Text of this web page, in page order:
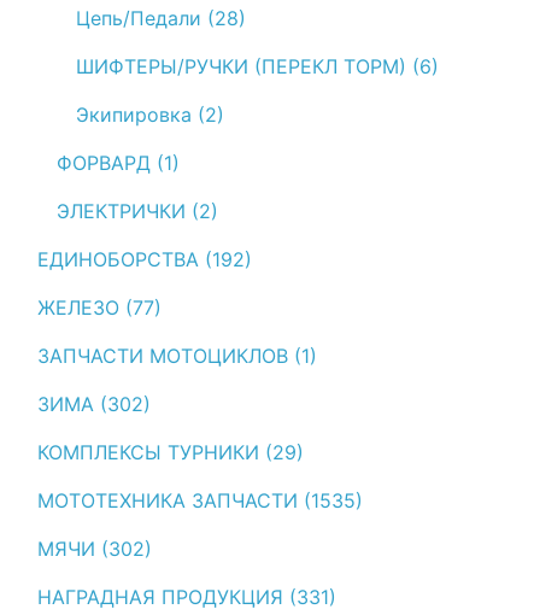
Цепь/Педали (28)
ШИФТЕРЫ/РУЧКИ (ПЕРЕКЛ ТОРМ) (6)
Экипировка (2)
ФОРВАРД (1)
ЭЛЕКТРИЧКИ (2)
ЕДИНОБОРСТВА (192)
ЖЕЛЕЗО (77)
ЗАПЧАСТИ МОТОЦИКЛОВ (1)
ЗИМА (302)
КОМПЛЕКСЫ ТУРНИКИ (29)
МОТОТЕХНИКА ЗАПЧАСТИ (1535)
МЯЧИ (302)
НАГРАДНАЯ ПРОДУКЦИЯ (331)